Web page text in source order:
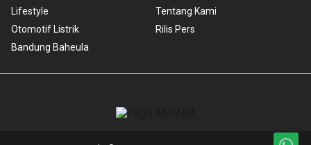
Lifestyle
Otomotif Listrik
Bandung Baheula
Tentang Kami
Rilis Pers